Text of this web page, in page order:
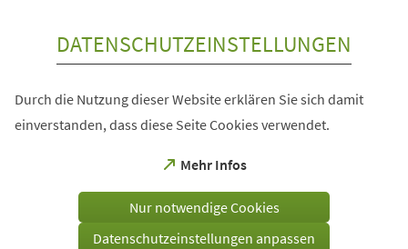
DATENSCHUTZEINSTELLUNGEN
Durch die Nutzung dieser Website erklären Sie sich damit
einverstanden, dass diese Seite Cookies verwendet.
Mehr Infos
(Öffnet
einem
Tab)
Nur notwendige Cookies
Datenschutzeinstellungen anpassen